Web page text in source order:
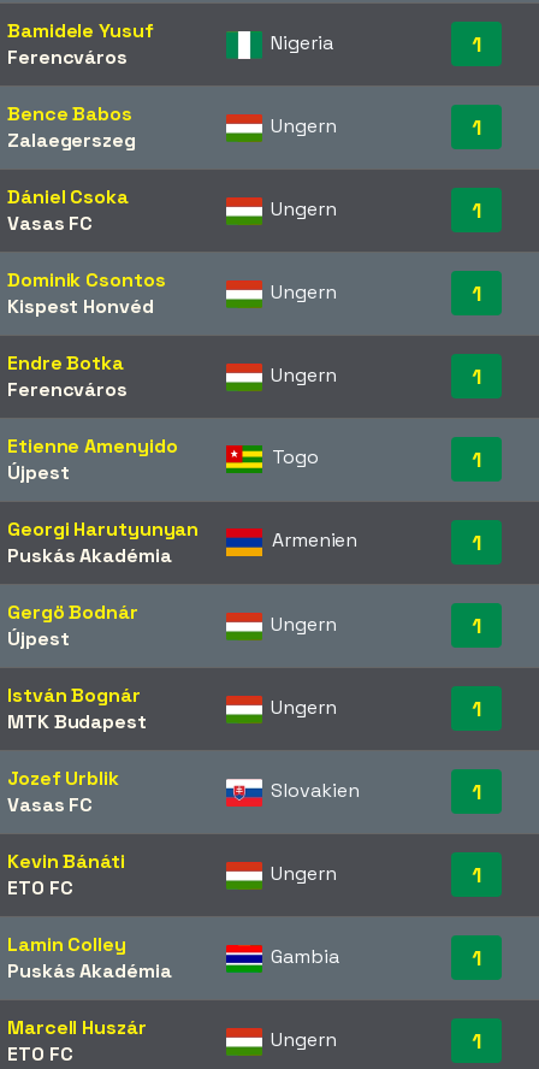
Bamidele Yusuf
Ferencváros
Nigeria 1
Bence Babos
Zalaegerszeg
Ungern 1
Dániel Csoka
Vasas FC
Ungern 1
Dominik Csontos
Kispest Honvéd
Ungern 1
Endre Botka
Ferencváros
Ungern 1
Etienne Amenyido
Újpest
Togo 1
Georgi Harutyunyan
Puskás Akadémia
Armenien 1
Gergö Bodnár
Újpest
Ungern 1
István Bognár
MTK Budapest
Ungern 1
Jozef Urblik
Vasas FC
Slovakien 1
Kevin Bánáti
ETO FC
Ungern 1
Lamin Colley
Puskás Akadémia
Gambia 1
Marcell Huszár
ETO FC
Ungern 1